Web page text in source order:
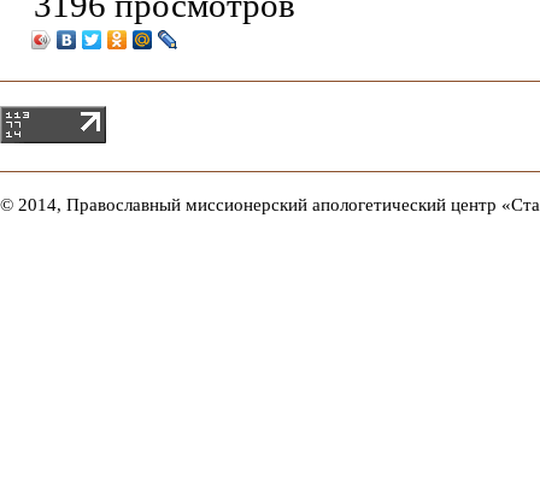
© 2014, Православный миссионерский апологетический центр